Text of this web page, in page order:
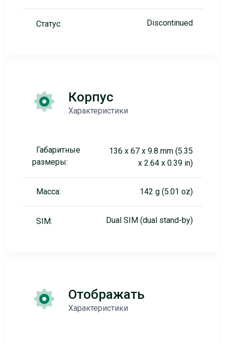
Статус: Discontinued
Корпус
Характеристики
Габаритные
размеры:
136 x 67 x 9.8 mm (5.35
x 2.64 x 0.39 in)
Масса: 142 g (5.01 oz)
SIM: Dual SIM (dual stand-by)
Отображать
Характеристики